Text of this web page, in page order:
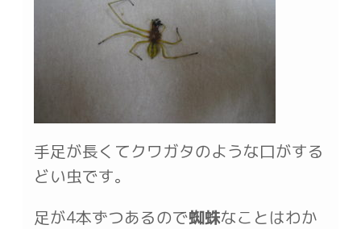
手足が長くてクワガタのような口がする
どい虫です。
足が4本ずつあるので蜘蛛なことはわか